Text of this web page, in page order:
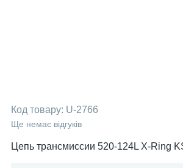
Код товару: U-2766
Ще немає відгуків
Цепь трансмиссии 520-124L X-Ring